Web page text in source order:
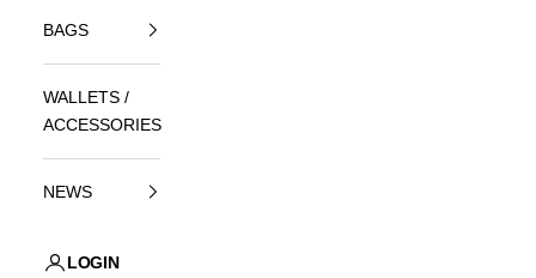
BAGS
WALLETS /
ACCESSORIES
NEWS
LOGIN